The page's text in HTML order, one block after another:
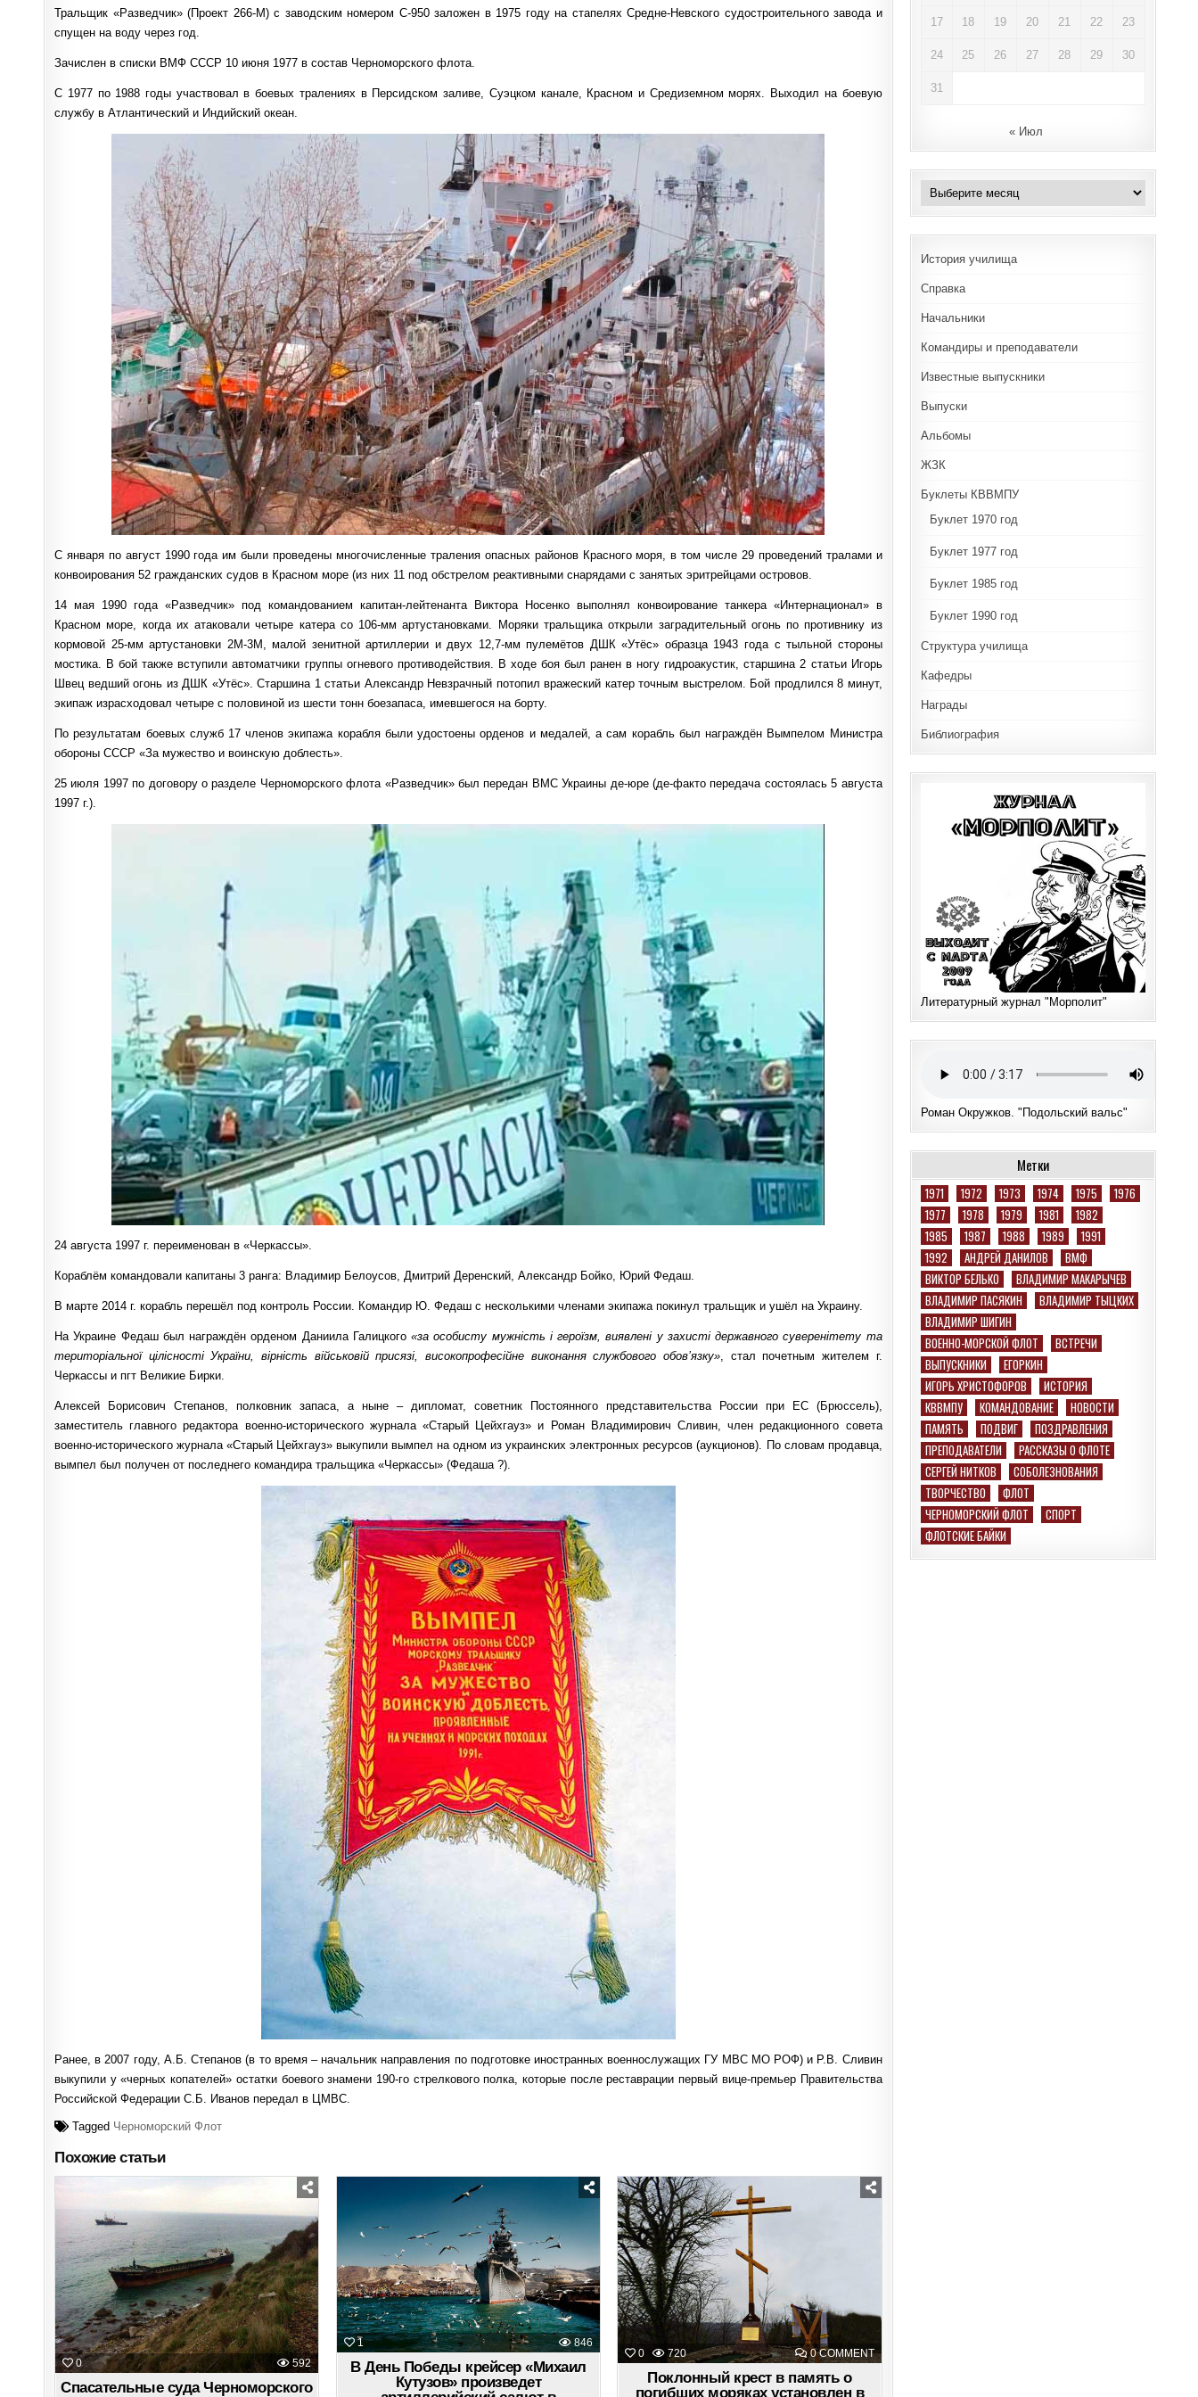
Тральщик «Разведчик» (Проект 266-М) с заводским номером C-950 заложен в 1975 году на стапелях Средне-Невского судостроительного завода и
спущен на воду через год.
Зачислен в списки ВМФ СССР 10 июня 1977 в состав Черноморского флота.
С 1977 по 1988 годы участвовал в боевых тралениях в Персидском заливе, Суэцком канале, Красном и Средиземном морях. Выходил на боевую
службу в Атлантический и Индийский океан.
С января по август 1990 года им были проведены многочисленные траления опасных районов Красного моря, в том числе 29 проведений тралами и
конвоирования 52 гражданских судов в Красном море (из них 11 под обстрелом реактивными снарядами с занятых эритрейцами островов.
14 мая 1990 года «Разведчик» под командованием капитан-лейтенанта Виктора Носенко выполнял конвоирование танкера «Интернационал» в
Красном море, когда их атаковали четыре катера со 106-мм артустановками. Моряки тральщика открыли заградительный огонь по противнику из
кормовой 25-мм артустановки 2М-3М, малой зенитной артиллерии и двух 12,7-мм пулемётов ДШК «Утёс» образца 1943 года с тыльной стороны
мостика. В бой также вступили автоматчики группы огневого противодействия. В ходе боя был ранен в ногу гидроакустик, старшина 2 статьи Игорь
Швец ведший огонь из ДШК «Утёс». Старшина 1 статьи Александр Невзрачный потопил вражеский катер точным выстрелом. Бой продлился 8 минут,
экипаж израсходовал четыре с половиной из шести тонн боезапаса, имевшегося на борту.
По результатам боевых служб 17 членов экипажа корабля были удостоены орденов и медалей, а сам корабль был награждён Вымпелом Министра
обороны СССР «За мужество и воинскую доблесть».
25 июля 1997 по договору о разделе Черноморского флота «Разведчик» был передан ВМС Украины де-юре (де-факто передача состоялась 5 августа
1997 г.).
24 августа 1997 г. переименован в «Черкассы».
Кораблём командовали капитаны 3 ранга: Владимир Белоусов, Дмитрий Деренский, Александр Бойко, Юрий Федаш.
В марте 2014 г. корабль перешёл под контроль России. Командир Ю. Федаш с несколькими членами экипажа покинул тральщик и ушёл на Украину.
На Украине Федаш был награждён орденом Даниила Галицкого«за особисту мужність і героїзм, виявлені у захисті державного суверенітету та
територіальної цілісності України, вірність військовій присязі, високопрофесійне виконання службового обов’язку», стал почетным жителем г.
Черкассы и пгт Великие Бирки.
Алексей Борисович Степанов, полковник запаса, а ныне – дипломат, советник Постоянного представительства России при ЕС (Брюссель),
заместитель главного редактора военно-исторического журнала «Старый Цейхгауз» и Роман Владимирович Сливин, член редакционного совета
военно-исторического журнала «Старый Цейхгауз» выкупили вымпел на одном из украинских электронных ресурсов (аукционов). По словам продавца,
вымпел был получен от последнего командира тральщика «Черкассы» (Федаша ?).
Ранее, в 2007 году, А.Б. Степанов (в то время – начальник направления по подготовке иностранных военнослужащих ГУ МВС МО РОФ) и Р.В. Сливин
выкупили у «черных копателей» остатки боевого знамени 190-го стрелкового полка, которые после реставрации первый вице-премьер Правительства
Российской Федерации С.Б. Иванов передал в ЦМВС.
Tagged Черноморский Флот
Похожие статьи
0 592
Posted
in
Спасательные суда Черноморского
1 846
in
В День Победы крейсер «Михаил
Кутузов» произведет
0 720 0 COMMENTON
ПОКЛОННЫЙ
Posted
in
Поклонный крест в память о
погибших моряках установлен в
17 18 19 20 21 22 23
24 25 26 27 28 29 30
31
« Июл
Архивы
История училища
Справка
Начальники
Командиры и преподаватели
Известные выпускники
Выпуски
Альбомы
ЖЗК
Буклеты КВВМПУ
Буклет 1970 год
Буклет 1977 год
Буклет 1985 год
Буклет 1990 год
Структура училища
Кафедры
Награды
Библиография
Литературный журнал "Морполит"
Роман Окружков. "Подольский вальс"
Метки
1971 1972 1973 1974 1975
1976
1977
1978 1979 1981
1982
1985
1987 1988 1989
1991
1992
АНДРЕЙ ДАНИЛОВ
ВМФ
ВИКТОР БЕЛЬКО
ВЛАДИМИР МАКАРЫЧЕВ
ВЛАДИМИР ПАСЯКИН
ВЛАДИМИР ТЫЦКИХ
ВЛАДИМИР ШИГИН
ВОЕННО-МОРСКОЙ ФЛОТ
ВСТРЕЧИ
ВЫПУСКНИКИ
ЕГОРКИН
ИГОРЬ ХРИСТОФОРОВ
ИСТОРИЯ
КВВМПУ
КОМАНДОВАНИЕ
НОВОСТИ
ПАМЯТЬ
ПОДВИГ
ПОЗДРАВЛЕНИЯ
ПРЕПОДАВАТЕЛИ
РАССКАЗЫ О ФЛОТЕ
СЕРГЕЙ НИТКОВ
СОБОЛЕЗНОВАНИЯ
ТВОРЧЕСТВО
ФЛОТ
ЧЕРНОМОРСКИЙ ФЛОТ
СПОРТ
ФЛОТСКИЕ БАЙКИ